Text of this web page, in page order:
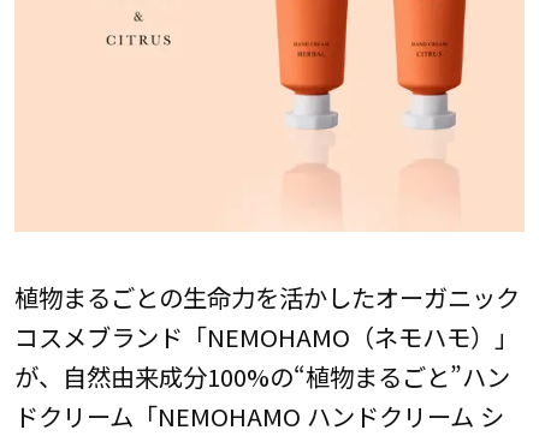
植物まるごとの生命力を活かしたオーガニック
コスメブランド「NEMOHAMO（ネモハモ）」
が、自然由来成分100%の“植物まるごと”ハン
ドクリーム「NEMOHAMO ハンドクリーム シ